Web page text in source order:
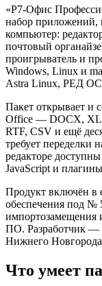
«Р7-Офис
набор приложений,
компьютер:
почтовый
проигрыватель и
Windows, Linux и
Astra Linux, РЕД
Пакет открывает и
Office — DOCX,
RTF, CSV и ещё
требует переделки
редакторе
JavaScript и
Продукт включён в
обеспечения под №
импортозамещения
ПО. Разработчик —
Нижнего
Что умеет